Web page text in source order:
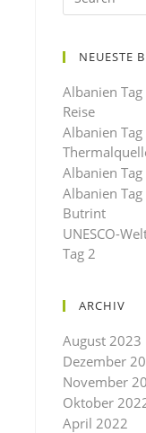
NEUESTE
Albanien
Reise
Albanien
Albanien
Albanien
Butrint
UNESCO-
Tag 2
ARCHIV
August 2023
Dezember
November
Oktober
April 2022